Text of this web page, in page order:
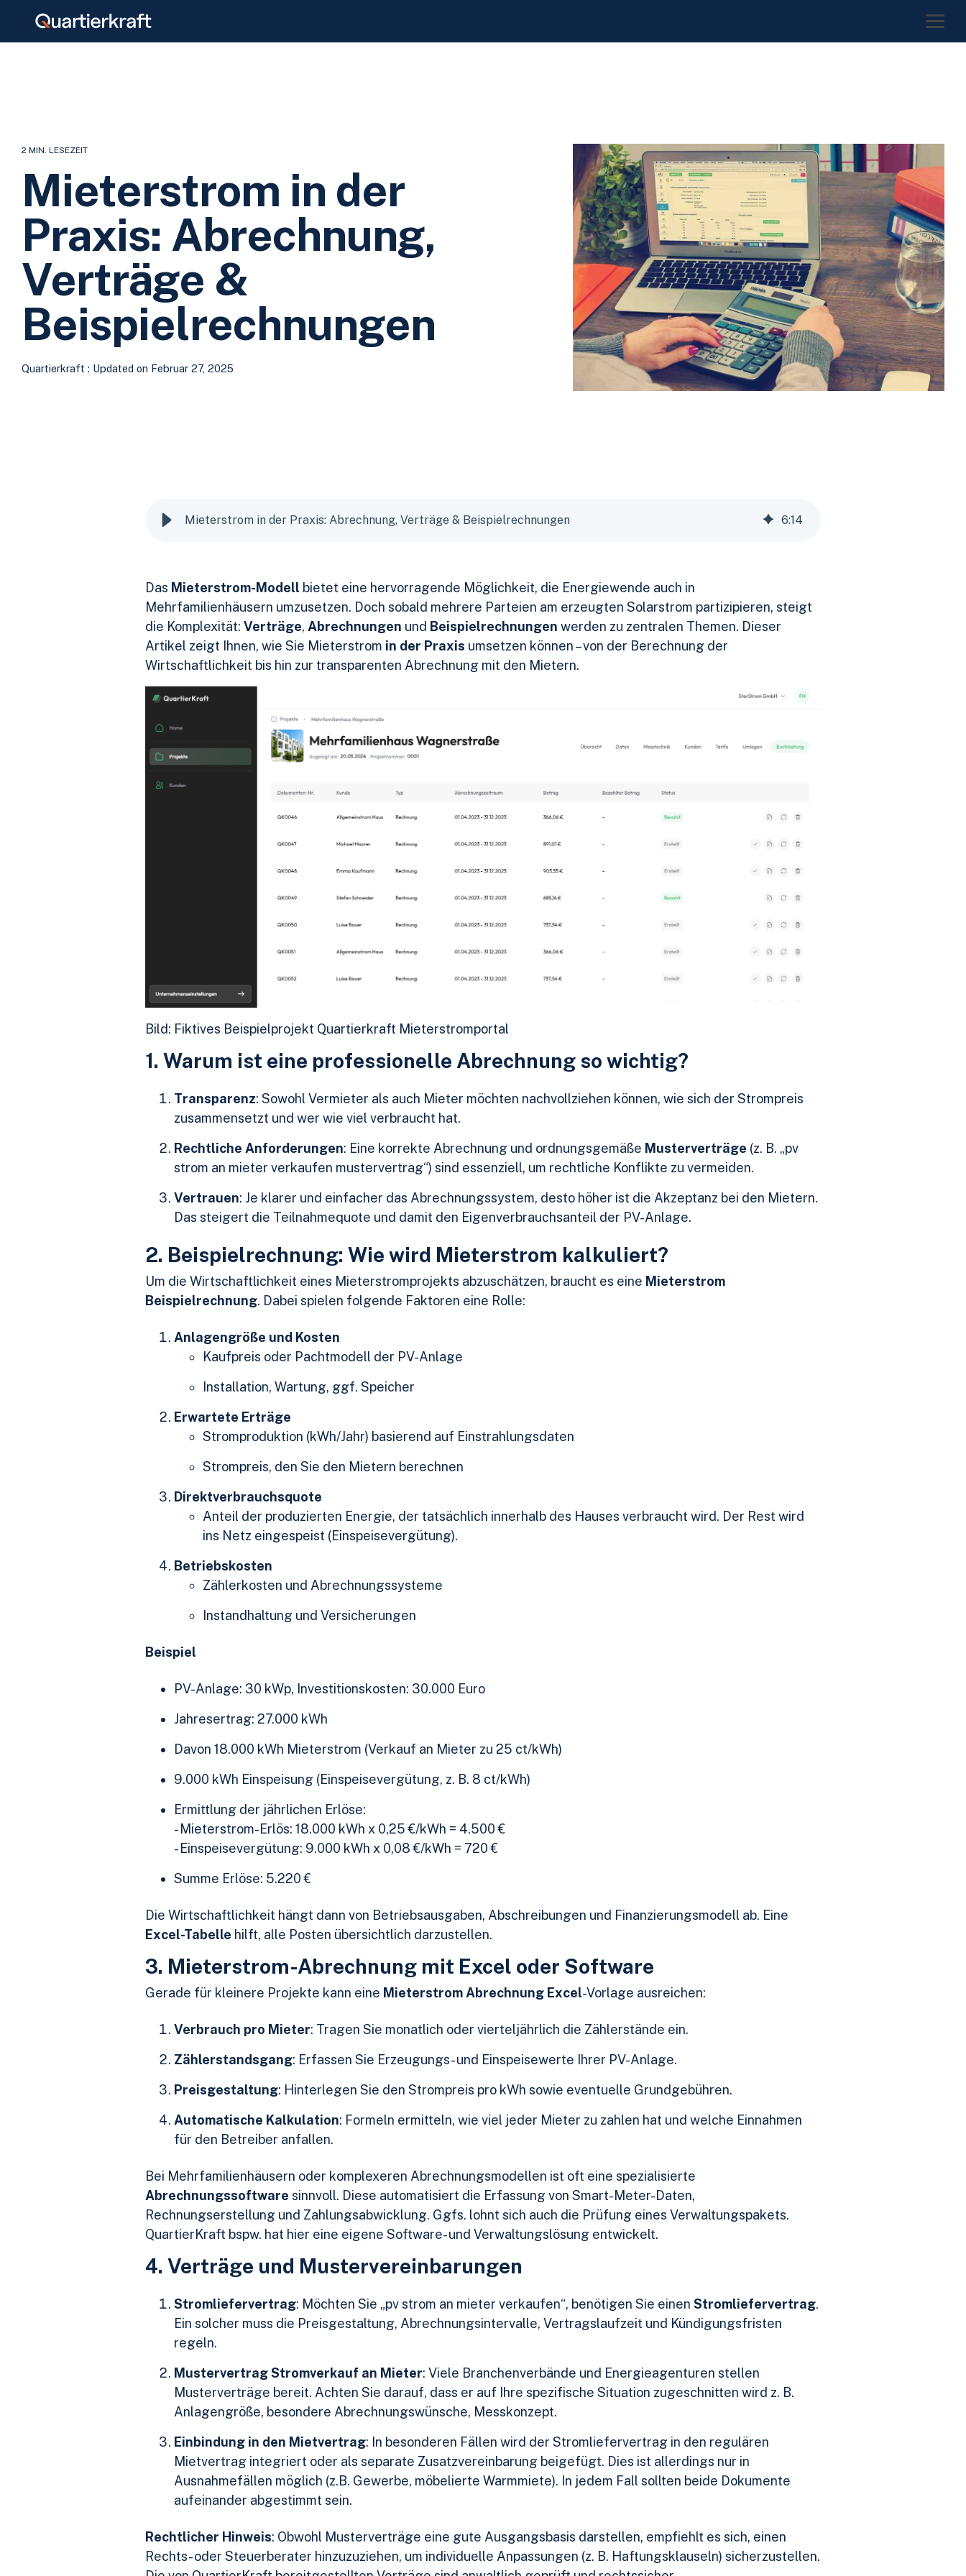
main
Menu
2 MIN. LESEZEIT
Mieterstrom in der
Praxis: Abrechnung,
Verträge &
Beispielrechnungen
Quartierkraft : Updated on Februar 27, 2025
Mieterstrom in der Praxis: Abrechnung, Verträge & Beispielrechnungen 6:14
Das Mieterstrom-Modell bietet eine hervorragende Möglichkeit, die Energiewende auch in
Mehrfamilienhäusern umzusetzen. Doch sobald mehrere Parteien am erzeugten Solarstrom partizipieren, steigt
die Komplexität: Verträge, Abrechnungen und Beispielrechnungen werden zu zentralen Themen. Dieser
Artikel zeigt Ihnen, wie Sie Mieterstrom in der Praxis umsetzen können – von der Berechnung der
Wirtschaftlichkeit bis hin zur transparenten Abrechnung mit den Mietern.
Bild: Fiktives Beispielprojekt Quartierkraft Mieterstromportal
1. Warum ist eine professionelle Abrechnung so wichtig?
Transparenz: Sowohl Vermieter als auch Mieter möchten nachvollziehen können, wie sich der Strompreis
zusammensetzt und wer wie viel verbraucht hat.
Rechtliche Anforderungen: Eine korrekte Abrechnung und ordnungsgemäße Musterverträge (z. B. „pv
strom an mieter verkaufen mustervertrag“) sind essenziell, um rechtliche Konflikte zu vermeiden.
Vertrauen: Je klarer und einfacher das Abrechnungssystem, desto höher ist die Akzeptanz bei den Mietern.
Das steigert die Teilnahmequote und damit den Eigenverbrauchsanteil der PV-Anlage.
2. Beispielrechnung: Wie wird Mieterstrom kalkuliert?
Um die Wirtschaftlichkeit eines Mieterstromprojekts abzuschätzen, braucht es eine Mieterstrom
Beispielrechnung. Dabei spielen folgende Faktoren eine Rolle:
Anlagengröße und Kosten
Kaufpreis oder Pachtmodell der PV-Anlage
Installation, Wartung, ggf. Speicher
Erwartete Erträge
Stromproduktion (kWh/Jahr) basierend auf Einstrahlungsdaten
Strompreis, den Sie den Mietern berechnen
Direktverbrauchsquote
Anteil der produzierten Energie, der tatsächlich innerhalb des Hauses verbraucht wird. Der Rest wird
ins Netz eingespeist (Einspeisevergütung).
Betriebskosten
Zählerkosten und Abrechnungssysteme
Instandhaltung und Versicherungen
Beispiel
PV-Anlage: 30 kWp, Investitionskosten: 30.000 Euro
Jahresertrag: 27.000 kWh
Davon 18.000 kWh Mieterstrom (Verkauf an Mieter zu 25 ct/kWh)
9.000 kWh Einspeisung (Einspeisevergütung, z. B. 8 ct/kWh)
Ermittlung der jährlichen Erlöse:
- Mieterstrom-Erlös: 18.000 kWh x 0,25 €/kWh = 4.500 €
- Einspeisevergütung: 9.000 kWh x 0,08 €/kWh = 720 €
Summe Erlöse: 5.220 €
Die Wirtschaftlichkeit hängt dann von Betriebsausgaben, Abschreibungen und Finanzierungsmodell ab. Eine
Excel-Tabelle hilft, alle Posten übersichtlich darzustellen.
3. Mieterstrom-Abrechnung mit Excel oder Software
Gerade für kleinere Projekte kann eine Mieterstrom Abrechnung Excel-Vorlage ausreichen:
Verbrauch pro Mieter: Tragen Sie monatlich oder vierteljährlich die Zählerstände ein.
Zählerstandsgang: Erfassen Sie Erzeugungs- und Einspeisewerte Ihrer PV-Anlage.
Preisgestaltung: Hinterlegen Sie den Strompreis pro kWh sowie eventuelle Grundgebühren.
Automatische Kalkulation: Formeln ermitteln, wie viel jeder Mieter zu zahlen hat und welche Einnahmen
für den Betreiber anfallen.
Bei Mehrfamilienhäusern oder komplexeren Abrechnungsmodellen ist oft eine spezialisierte
Abrechnungssoftware sinnvoll. Diese automatisiert die Erfassung von Smart-Meter-Daten,
Rechnungserstellung und Zahlungsabwicklung. Ggfs. lohnt sich auch die Prüfung eines Verwaltungspakets.
QuartierKraft bspw. hat hier eine eigene Software- und Verwaltungslösung entwickelt.
4. Verträge und Mustervereinbarungen
Stromliefervertrag: Möchten Sie „pv strom an mieter verkaufen“, benötigen Sie einen Stromliefervertrag.
Ein solcher muss die Preisgestaltung, Abrechnungsintervalle, Vertragslaufzeit und Kündigungsfristen
regeln.
Mustervertrag Stromverkauf an Mieter: Viele Branchenverbände und Energieagenturen stellen
Musterverträge bereit. Achten Sie darauf, dass er auf Ihre spezifische Situation zugeschnitten wird z. B.
Anlagengröße, besondere Abrechnungswünsche, Messkonzept.
Einbindung in den Mietvertrag: In besonderen Fällen wird der Stromliefervertrag in den regulären
Mietvertrag integriert oder als separate Zusatzvereinbarung beigefügt. Dies ist allerdings nur in
Ausnahmefällen möglich (z.B. Gewerbe, möbelierte Warmmiete). In jedem Fall sollten beide Dokumente
aufeinander abgestimmt sein.
Rechtlicher Hinweis: Obwohl Musterverträge eine gute Ausgangsbasis darstellen, empfiehlt es sich, einen
Rechts- oder Steuerberater hinzuzuziehen, um individuelle Anpassungen (z. B. Haftungsklauseln) sicherzustellen.